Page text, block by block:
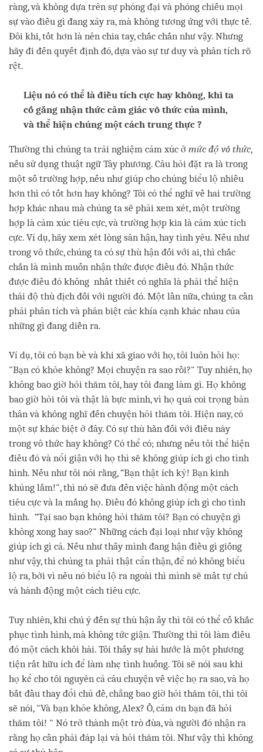
ràng, và không dựa trên sự phóng đại và phóng chiếu mọi
sự vào điều gì đang xảy ra, mà không tương ứng với thực tế.
Đôi khi, tốt hơn là nên chia tay, chắc chắn như vậy. Nhưng
hãy đi đến quyết định đó, dựa vào sự tư duy và phân tích rõ
rệt.
Liệu nó có thể là điều tích cực hay không, khi ta
cố gắng nhận thức cảm giác vô thức của mình,
và thể hiện chúng một cách trung thực ?
Thường thì chúng ta trải nghiệm cảm xúc ở mức độ vô thức,
nếu sử dụng thuật ngữ Tây phương. Câu hỏi đặt ra là trong
một số trường hợp, nếu như giúp cho chúng biểu lộ nhiều
hơn thì có tốt hơn hay không? Tôi có thể nghĩ về hai trường
hợp khác nhau mà chúng ta sẽ phải xem xét, một trường
hợp là cảm xúc tiêu cực, và trường hợp kia là cảm xúc tích
cực. Ví dụ, hãy xem xét lòng sân hận, hay tình yêu. Nếu như
trong vô thức, chúng ta có sự thù hận đối với ai, thì chắc
chắn là mình muốn nhận thức được điều đó. Nhận thức
được điều đó không nhất thiết có nghĩa là phải thể hiện
thái độ thù địch đối với người đó. Một lần nữa, chúng ta cần
phải phân tích và phân biệt các khía cạnh khác nhau của
những gì đang diễn ra.
Ví dụ, tôi có bạn bè và khi xã giao với họ, tôi luôn hỏi họ:
"Bạn có khỏe không? Mọi chuyện ra sao rồi?" Tuy nhiên, họ
không bao giờ hỏi thăm tôi, hay tôi đang làm gì. Họ không
bao giờ hỏi tôi và thật là bực mình, vì họ quá coi trọng bản
thân và không nghĩ đến chuyện hỏi thăm tôi. Hiện nay, có
một sự khác biệt ở đây. Có sự thù hằn đối với điều này
trong vô thức hay không? Có thể có; nhưng nếu tôi thể hiện
điều đó và nổi giận với họ thì sẽ không giúp ích gì cho tình
hình. Nếu như tôi nói rằng, “Bạn thật ích kỷ! Bạn kinh
khủng lắm!", thì nó sẽ đưa đến việc hành động một cách
tiêu cực và la mắng họ. Điều đó không giúp ích gì cho tình
hình. “Tại sao bạn không hỏi thăm tôi? Bạn có chuyện gì
không xong hay sao?" Những cách đại loại như vậy không
giúp ích gì cả. Nếu như thấy mình đang hận điều gì giống
như vậy, thì chúng ta phải thật cẩn thận, để nó không biểu
lộ ra, bởi vì nếu nó biểu lộ ra ngoài thì mình sẽ mất tự chủ
và hành động một cách tiêu cực.
Tuy nhiên, khi chú ý đến sự thù hận ấy thì tôi có thể cố khắc
phục tình hình, mà không tức giận. Thường thì tôi làm điều
đó một cách khôi hài. Tôi thấy sự hài hước là một phương
tiện rất hữu ích để làm nhẹ tình huống. Tôi sẽ nói sau khi
họ kể cho tôi nguyên cả câu chuyện về việc họ ra sao, và họ
bắt đầu thay đổi chủ đề, chẳng bao giờ hỏi thăm tôi, thì tôi
sẽ nói, "Và bạn khỏe không, Alex? Ồ, cảm ơn bạn đã hỏi
thăm tôi! " Nó trở thành một trò đùa, và người đó nhận ra
rằng họ cần phải đáp lại và hỏi thăm tôi. Như vậy thì không